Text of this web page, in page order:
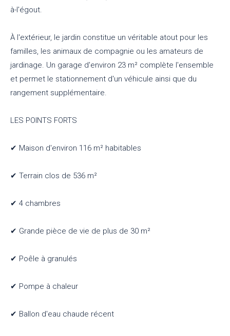
à-l'égout.
À l'extérieur, le jardin constitue un véritable atout pour les
familles, les animaux de compagnie ou les amateurs de
jardinage. Un garage d'environ 23 m² complète l'ensemble
et permet le stationnement d'un véhicule ainsi que du
rangement supplémentaire.
LES POINTS FORTS
✔ Maison d'environ 116 m² habitables
✔ Terrain clos de 536 m²
✔ 4 chambres
✔ Grande pièce de vie de plus de 30 m²
✔ Poêle à granulés
✔ Pompe à chaleur
✔ Ballon d'eau chaude récent